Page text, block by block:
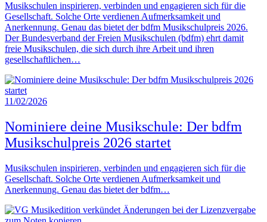
Musikschulen inspirieren, verbinden und engagieren sich für die
Gesellschaft. Solche Orte verdienen Aufmerksamkeit und
Anerkennung. Genau das bietet der bdfm Musikschulpreis 2026.
Der Bundesverband der Freien Musikschulen (bdfm) ehrt damit
freie Musikschulen, die sich durch ihre Arbeit und ihren
gesellschaftlichen…
11/02/2026
Nominiere deine Musikschule: Der bdfm
Musikschulpreis 2026 startet
Musikschulen inspirieren, verbinden und engagieren sich für die
Gesellschaft. Solche Orte verdienen Aufmerksamkeit und
Anerkennung. Genau das bietet der bdfm…